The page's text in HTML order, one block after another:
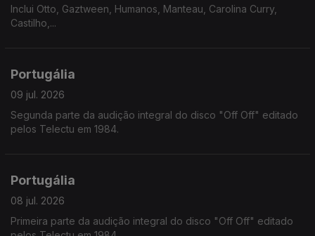
Inclui Otto, Gaztween, Humanos, Manteau, Carolina Curry,
Castilho,...
Portugália
09 jul. 2026
Segunda parte da audição integral do disco "Off Off" editado
pelos Telectu em 1984.
Portugália
08 jul. 2026
Primeira parte da audição integral do disco "Off Off" editado